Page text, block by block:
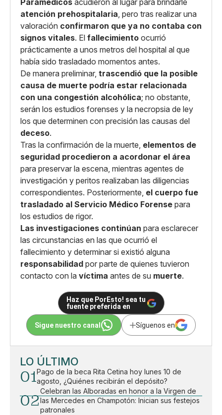
Paramédicos acudieron al lugar para brindarle
atención prehospitalaria, pero tras realizar una
valoración confirmaron que ya no contaba con
signos vitales. El fallecimiento ocurrió
prácticamente a unos metros del hospital al que
había sido trasladado momentos antes.
De manera preliminar, trascendió que la posible
causa de muerte podría estar relacionada
con una congestión alcohólica; no obstante,
serán los estudios forenses y la necropsia de ley
los que determinen con precisión las causas del
deceso.
Tras la confirmación de la muerte, elementos de
seguridad procedieron a acordonar el área
para preservar la escena, mientras agentes de
investigación y peritos realizaban las diligencias
correspondientes. Posteriormente, el cuerpo fue
trasladado al Servicio Médico Forense para
los estudios de rigor.
Las investigaciones continúan para esclarecer
las circunstancias en las que ocurrió el
fallecimiento y determinar si existió alguna
responsabilidad por parte de quienes tuvieron
contacto con la víctima antes de su muerte.
Haz que PorEsto! sea tu
fuente preferida en
Sigue nuestro canal Síguenos en
LO ÚLTIMO
01Pago de la beca Rita Cetina hoy lunes 10 de
agosto, ¿Quiénes recibirán el depósito?
02
Celebran las Alboradas en honor a la Virgen de
las Mercedes en Champotón: Inician sus festejos
patronales